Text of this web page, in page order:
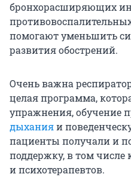
бронхорасширяющих
помогают уменьшить
развития обострений.
Очень важна
целая программа,
упражнения, обучение
дыханияи
пациенты получали и
поддержку, в том числе
и психотерапевтов.